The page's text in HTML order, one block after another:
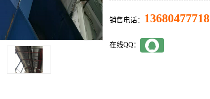
销售电话： 13680477718
在线QQ：